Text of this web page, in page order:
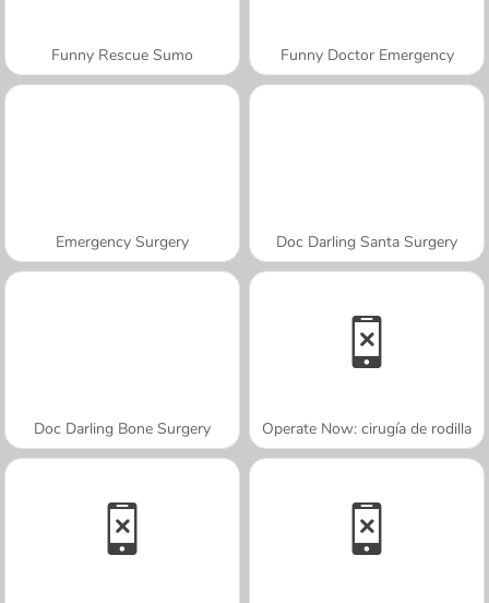
Funny Rescue Sumo Funny Doctor Emergency
Emergency Surgery Doc Darling Santa Surgery
Doc Darling Bone Surgery Operate Now: cirugía de rodilla